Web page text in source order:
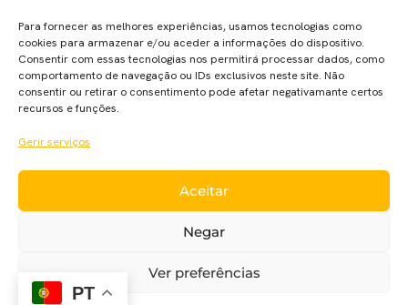
Para fornecer as melhores experiências, usamos tecnologias como
cookies para armazenar e/ou aceder a informações do dispositivo.
Consentir com essas tecnologias nos permitirá processar dados, como
comportamento de navegação ou IDs exclusivos neste site. Não
consentir ou retirar o consentimento pode afetar negativamante certos
recursos e funções.
Gerir serviços
Aceitar
Negar
Ver preferências
Eis que chega o primeiro trailer oficial da nova adaptação
live-action da Disney! Desta vez, não de uma animação da sua
conhecemos a história do Quebra-Nozes. A jovem Clara vê-
se incluída num enorme mundo fantástico onde bonecos de
PT